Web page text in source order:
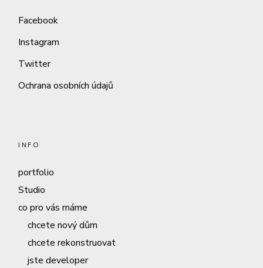
Facebook
Instagram
Twitter
Ochrana osobních údajů
INFO
portfolio
Studio
co pro vás máme
chcete nový dům
chcete rekonstruovat
jste developer